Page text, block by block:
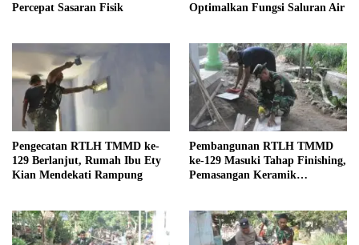
Percepat Sasaran Fisik
Optimalkan Fungsi Saluran Air
Pengecatan RTLH TMMD ke-
129 Berlanjut, Rumah Ibu Ety
Kian Mendekati Rampung
Pembangunan RTLH TMMD
ke-129 Masuki Tahap Finishing,
Pemasangan Keramik